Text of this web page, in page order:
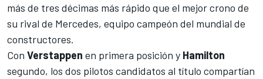
más de tres décimas más rápido que el mejor crono de
su rival de Mercedes, equipo campeón del mundial de
constructores.
Con Verstappen en primera posición y Hamilton
segundo, los dos pilotos candidatos al título compartían